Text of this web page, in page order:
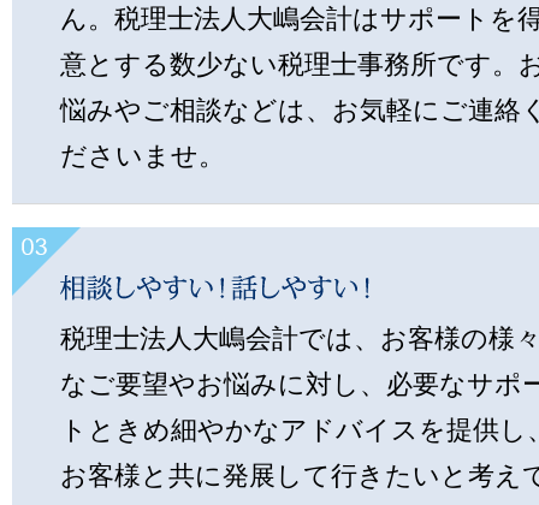
ん。税理士法人大嶋会計はサポートを
意とする数少ない税理士事務所です。
悩みやご相談などは、お気軽にご連絡
ださいませ。
税理士法人大嶋会計では、お客様の様
なご要望やお悩みに対し、必要なサポ
トときめ細やかなアドバイスを提供し
お客様と共に発展して行きたいと考え